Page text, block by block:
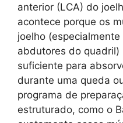
anterior (LCA) do
acontece porque os
joelho
abdutores do
suficiente para
durante uma queda
programa de
estruturado, como o